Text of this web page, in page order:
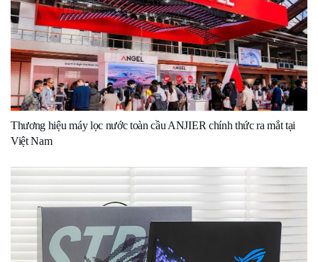
Thương hiệu máy lọc nước toàn cầu ANJIER chính thức ra mắt tại
Việt Nam